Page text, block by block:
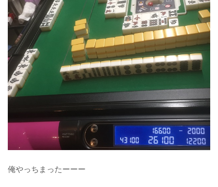
俺やっちまったーーー